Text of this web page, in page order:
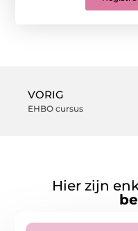
VORIG
EHBO cursus
Hier zijn